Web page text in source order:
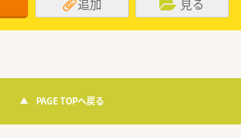
追加 見る
PAGE TOPへ戻る